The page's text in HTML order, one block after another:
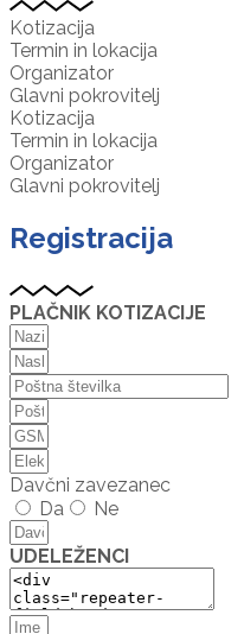
Kotizacija
Termin in lokacija
Organizator
Glavni pokrovitelj
Kotizacija
Termin in lokacija
Organizator
Glavni pokrovitelj
Registracija
PLAČNIK KOTIZACIJE
Davčni zavezanec
Da
Ne
UDELEŽENCI